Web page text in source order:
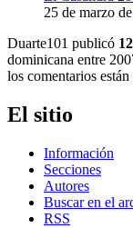
25 de marzo
Duarte101 publicó
dominicana entre
los comentarios
El sitio
Información
Secciones
Autores
Buscar en el
RSS